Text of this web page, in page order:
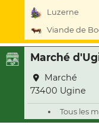
Luzerne
Viande de
Marché
Marché
73400 Ugine
Tous les